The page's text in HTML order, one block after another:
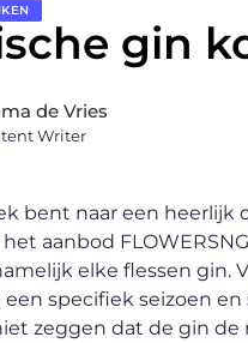
gin
de Vries
Writer
bent naar een heerlijk
aanbod
elke flessen gin.
specifiek seizoen
zeggen dat de gin de